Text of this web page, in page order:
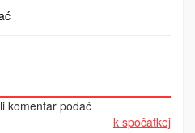
komentar podać
k spočatkej